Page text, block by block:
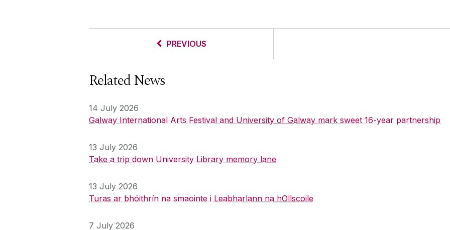
PREVIOUS
Related News
14 July 2026
Galway International Arts Festival and University of Galway mark sweet 16-year partnership
13 July 2026
Take a trip down University Library memory lane
13 July 2026
Turas ar bhóithrín na smaointe i Leabharlann na hOllscoile
7 July 2026